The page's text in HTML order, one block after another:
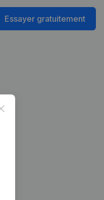
Essayer gratuitement
Close